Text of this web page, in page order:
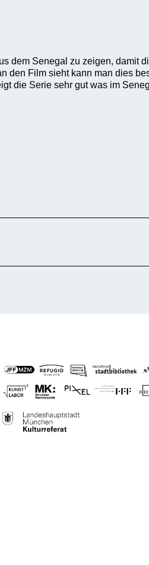
dem Senegal zu zeigen, damit
den Film sieht kann man dies
die Serie sehr gut was im